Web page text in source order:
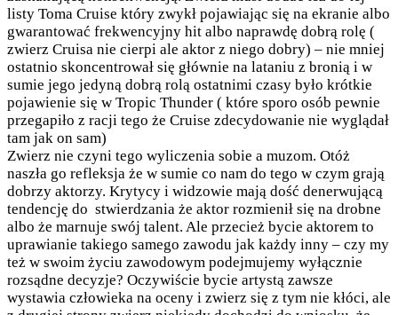
listy Toma Cruise który zwykł pojawiając się na ekranie albo
gwarantować frekwencyjny hit albo naprawdę dobrą rolę (
zwierz Cruisa nie cierpi ale aktor z niego dobry) – nie mniej
ostatnio skoncentrował się głównie na lataniu z bronią i w
sumie jego jedyną dobrą rolą ostatnimi czasy było krótkie
pojawienie się w Tropic Thunder ( które sporo osób pewnie
przegapiło z racji tego że Cruise zdecydowanie nie wyglądał
tam jak on sam)
Zwierz nie czyni tego wyliczenia sobie a muzom. Otóż
naszła go refleksja że w sumie co nam do tego w czym grają
dobrzy aktorzy. Krytycy i widzowie mają dość denerwującą
tendencję do stwierdzania że aktor rozmienił się na drobne
albo że marnuje swój talent. Ale przecież bycie aktorem to
uprawianie takiego samego zawodu jak każdy inny – czy my
też w swoim życiu zawodowym podejmujemy wyłącznie
rozsądne decyzje? Oczywiście bycie artystą zawsze
wystawia człowieka na oceny i zwierz się z tym nie kłóci, ale